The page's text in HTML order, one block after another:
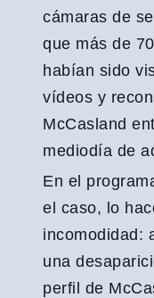
cámaras de
que más de
habían sido
vídeos y
McCasland
mediodía de
En el
el caso, lo
incomodidad:
una
perfil de